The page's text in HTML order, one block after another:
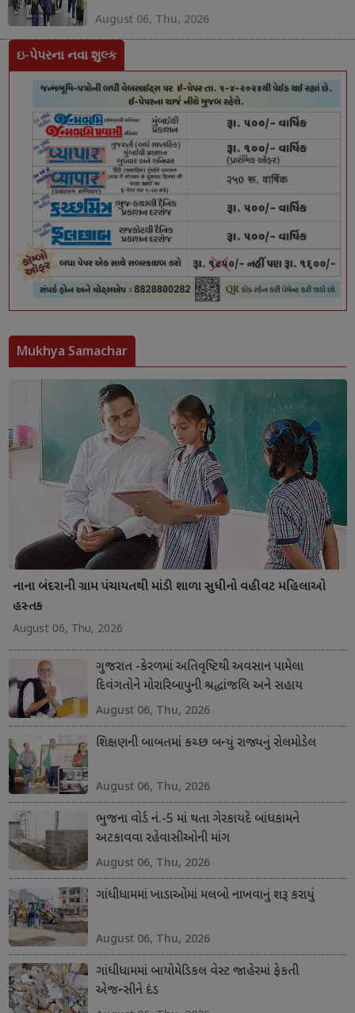
August 06, Thu, 2026
ઇ-પેપરના નવા શુલ્ક
Mukhya Samachar
નાના બંદરાની ગ્રામ પંચાયતથી માંડી શાળા સુધીનો વહીવટ મહિલાઓ
હસ્તક
August 06, Thu, 2026
ગુજરાત -કેરળમાં અતિવૃષ્ટિથી અવસાન પામેલા
દિવંગતોને મોરારિબાપુની શ્રદ્ધાંજલિ અને સહાય
August 06, Thu, 2026
શિક્ષણની બાબતમાં કચ્છ બન્યું રાજ્યનું રોલમોડેલ
August 06, Thu, 2026
ભુજના વોર્ડ નં.-5 માં થતા ગેરકાયદે બાંધકામને
અટકાવવા રહેવાસીઓની માંગ
August 06, Thu, 2026
ગાંધીધામમાં ખાડાઓમાં મલબો નાખવાનું શરૂ કરાયું
August 06, Thu, 2026
ગાંધીધામમાં બાયોમેડિકલ વેસ્ટ જાહેરમાં ફેકતી
એજન્સીને દંડ